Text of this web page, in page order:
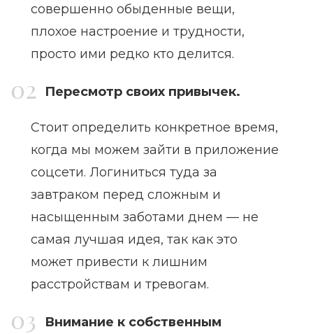
совершенно обыденные вещи,
плохое настроение и трудности,
просто ими редко кто делится.
Пересмотр своих привычек.
Стоит определить конкретное время,
когда мы можем зайти в приложение
соцсети. Логиниться туда за
завтраком перед сложным и
насыщенным заботами днем — не
самая лучшая идея, так как это
может привести к лишним
расстройствам и тревогам.
Внимание к собственным